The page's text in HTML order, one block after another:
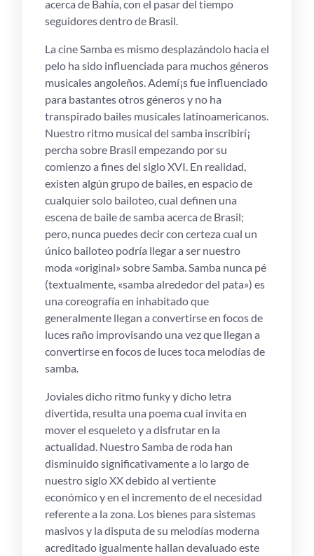
acerca de Bahía, con el pasar del tiempo
seguidores dentro de Brasil.
La cine Samba es mismo desplazándolo hacia el
pelo ha sido influenciada para muchos géneros
musicales angoleños. Ademí¡s fue influenciado
para bastantes otros géneros y no ha
transpirado bailes musicales latinoamericanos.
Nuestro ritmo musical del samba inscribirí¡
percha sobre Brasil empezando por su
comienzo a fines del siglo XVI. En realidad,
existen algún grupo de bailes, en espacio de
cualquier solo bailoteo, cual definen una
escena de baile de samba acerca de Brasil;
pero, nunca puedes decir con certeza cual un
único bailoteo podrí­a llegar a ser nuestro
moda «original» sobre Samba. Samba nunca pé
(textualmente, «samba alrededor del pata») es
una coreografía en inhabitado que
generalmente llegan a convertirse en focos de
luces raño improvisando una vez que llegan a
convertirse en focos de luces toca melodías de
samba.
Joviales dicho ritmo funky y dicho letra
divertida, resulta una poema cual invita en
mover el esqueleto y a disfrutar en la
actualidad. Nuestro Samba de roda han
disminuido significativamente a lo largo de
nuestro siglo XX debido al vertiente
económico y en el incremento de el necesidad
referente a la zona. Los bienes para sistemas
masivos y la disputa de su melodías moderna
acreditado igualmente hallan devaluado este